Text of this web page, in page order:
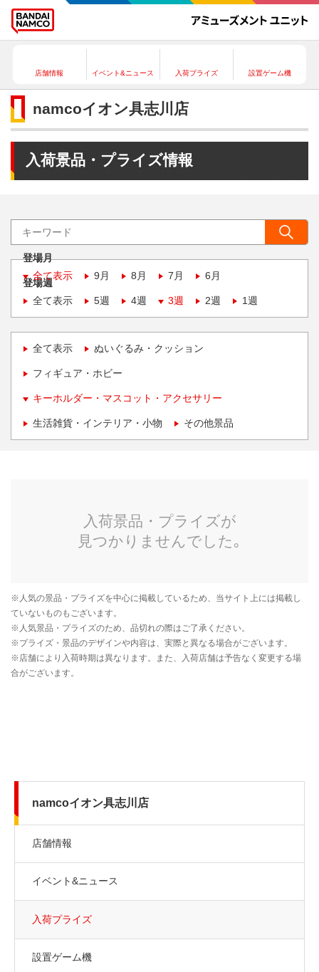
店舗情報 イベント&ニュース 入荷プライズ 設置ゲーム機
namcoイオン具志川店
入荷景品・プライズ情報
登場月
全て表示
9月 8月 7月 6月
登場週
全て表示
5週 4週 3週 2週 1週
全て表示 ぬいぐるみ・クッション
フィギュア・ホビー
キーホルダー・マスコット・アクセサリー
生活雑貨・インテリア・小物 その他景品
namcoイオン具志川店
店舗情報
イベント&ニュース
入荷プライズ
設置ゲーム機